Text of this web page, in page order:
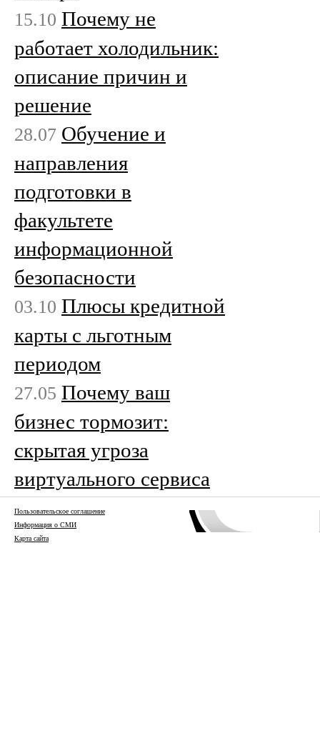
15.10 Почему не
работает холодильник:
описание причин и
решение
28.07 Обучение и
направления
подготовки в
факультете
информационной
безопасности
03.10 Плюсы кредитной
карты с льготным
периодом
27.05 Почему ваш
бизнес тормозит:
скрытая угроза
виртуального сервиса
Пользовательское соглашение
Информация о СМИ
Карта сайта